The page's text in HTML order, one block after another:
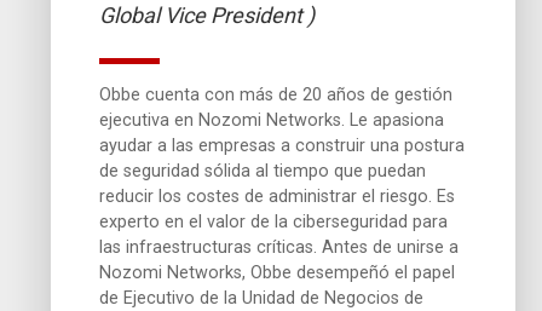
Global Vice President )
Obbe cuenta con más de 20 años de gestión
ejecutiva en Nozomi Networks. Le apasiona
ayudar a las empresas a construir una postura
de seguridad sólida al tiempo que puedan
reducir los costes de administrar el riesgo. Es
experto en el valor de la ciberseguridad para
las infraestructuras críticas. Antes de unirse a
Nozomi Networks, Obbe desempeñó el papel
de Ejecutivo de la Unidad de Negocios de